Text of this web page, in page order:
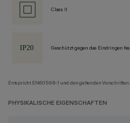
Class II
Geschützt gegen das Eindringen
Entspricht EN60598-1 und den geltenden Vorschriften.
PHYSIKALISCHE EIGENSCHAFTEN